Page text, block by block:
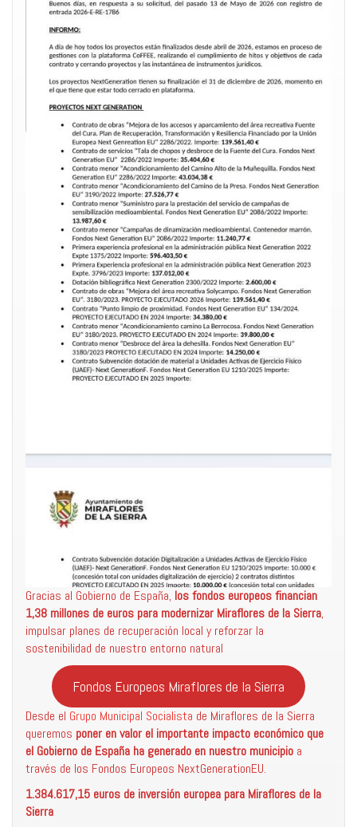
Gracias al Gobierno de España, los fondos europeos financian
1,38 millones de euros para modernizar Miraflores de la Sierra,
impulsar planes de recuperación local y reforzar la
sostenibilidad de nuestro entorno natural
Fondos Europeos Miraflores de la Sierra
Desde el Grupo Municipal Socialista de Miraflores de la Sierra
queremos poner en valor el importante impacto económico que
el Gobierno de España ha generado en nuestro municipio a
través de los Fondos Europeos NextGenerationEU.
1.384.617,15 euros de inversión europea para Miraflores de la
Sierra